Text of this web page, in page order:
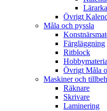
Övrigt
Måla och pyssla
Färgläggning
Ritblock
Övrigt Måla
Maskiner och
Räknare
Skrivare
Laminering